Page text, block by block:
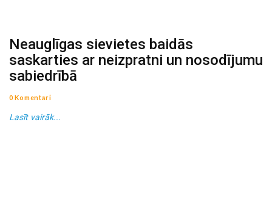
Neauglīgas sievietes baidās
saskarties ar neizpratni un nosodījumu
sabiedrībā
0 Komentāri
Lasīt vairāk...